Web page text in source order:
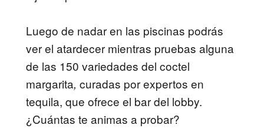
Luego de nadar en las piscinas podrás
ver el atardecer mientras pruebas alguna
de las 150 variedades del coctel
margarita,curadas por expertos en
tequila, que ofrece el bar del lobby.
¿Cuántas te animas a probar?